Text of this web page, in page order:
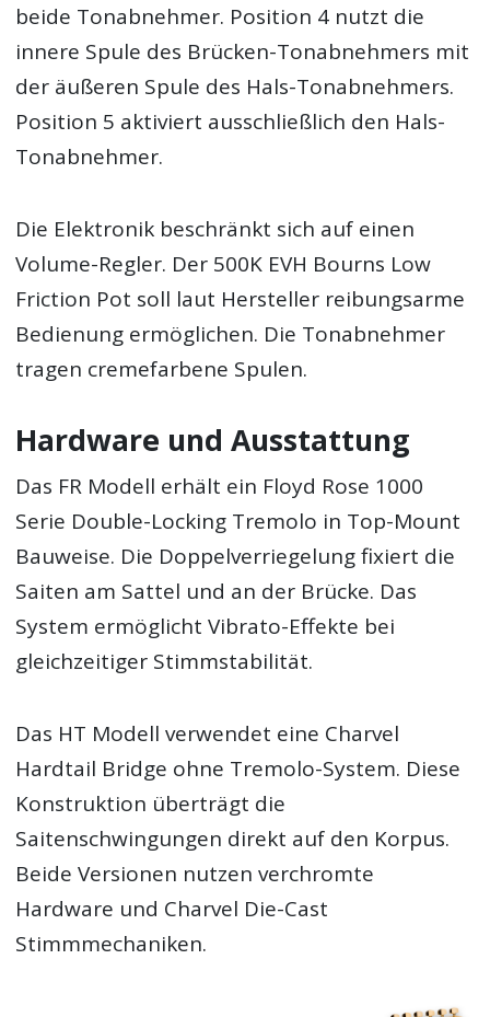
beide Tonabnehmer. Position 4 nutzt die
innere Spule des Brücken-Tonabnehmers mit
der äußeren Spule des Hals-Tonabnehmers.
Position 5 aktiviert ausschließlich den Hals-
Tonabnehmer.
Die Elektronik beschränkt sich auf einen
Volume-Regler. Der 500K EVH Bourns Low
Friction Pot soll laut Hersteller reibungsarme
Bedienung ermöglichen. Die Tonabnehmer
tragen cremefarbene Spulen.
Hardware und Ausstattung
Das FR Modell erhält ein Floyd Rose 1000
Serie Double-Locking Tremolo in Top-Mount
Bauweise. Die Doppelverriegelung fixiert die
Saiten am Sattel und an der Brücke. Das
System ermöglicht Vibrato-Effekte bei
gleichzeitiger Stimmstabilität.
Das HT Modell verwendet eine Charvel
Hardtail Bridge ohne Tremolo-System. Diese
Konstruktion überträgt die
Saitenschwingungen direkt auf den Korpus.
Beide Versionen nutzen verchromte
Hardware und Charvel Die-Cast
Stimmmechaniken.